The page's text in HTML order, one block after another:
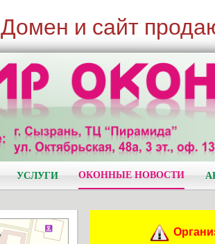
Домен и сайт
УСЛУГИ ОКОННЫЕ НОВОСТИ